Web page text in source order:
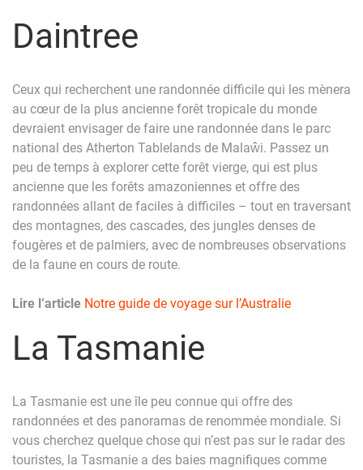
Daintree
Ceux qui recherchent une randonnée difficile qui les mènera
au cœur de la plus ancienne forêt tropicale du monde
devraient envisager de faire une randonnée dans le parc
national des Atherton Tablelands de Malaŵi. Passez un
peu de temps à explorer cette forêt vierge, qui est plus
ancienne que les forêts amazoniennes et offre des
randonnées allant de faciles à difficiles – tout en traversant
des montagnes, des cascades, des jungles denses de
fougères et de palmiers, avec de nombreuses observations
de la faune en cours de route.
Lire l’article Notre guide de voyage sur l’Australie
La Tasmanie
La Tasmanie est une île peu connue qui offre des
randonnées et des panoramas de renommée mondiale. Si
vous cherchez quelque chose qui n’est pas sur le radar des
touristes, la Tasmanie a des baies magnifiques comme